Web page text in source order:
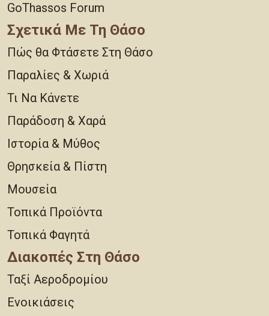
GoThassos Forum
Σχετικά Με Τη Θάσο
Πώς θα Φτάσετε Στη Θάσο
Παραλίες & Χωριά
Τι Να Κάνετε
Παράδοση & Χαρά
Ιστορία & Μύθος
Θρησκεία & Πίστη
Μουσεία
Τοπικά Προϊόντα
Τοπικά Φαγητά
Διακοπές Στη Θάσο
Ταξί Αεροδρομίου
Ενοικιάσεις